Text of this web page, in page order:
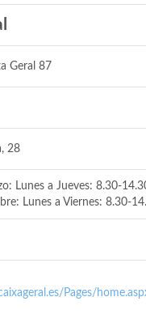
Geral 87
28
Lunes a Jueves: 8.30-
Lunes a Viernes: 8.30-
Pages/